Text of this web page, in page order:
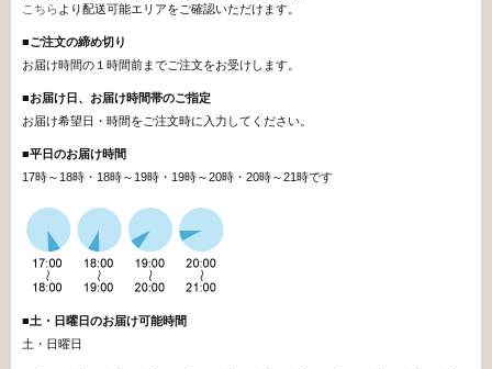
こちら より配送可能エリアをご確認いただけます。
■ご注文の締め切り
お届け時間の１時間前までご注文をお受けします。
■お届け日、お届け時間帯のご指定
お届け希望日・時間をご注文時に入力してください。
■平日のお届け時間
17時～18時・18時～19時・19時～20時・20時～21時です
■土・日曜日のお届け可能時間
土・日曜日